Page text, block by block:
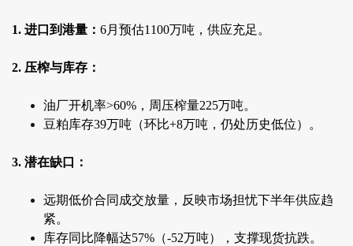
1. 进口到港量： 6月预估1100万吨，供应充足。
2. 压榨与库存：
油厂开机率>60%，周压榨量225万吨。
豆粕库存39万吨（环比+8万吨，仍处历史低位）。
3. 潜在缺口：
远期低价合同成交放量，反映市场担忧下半年供应趋
紧。
库存同比降幅达57%（-52万吨），支撑现货抗跌。